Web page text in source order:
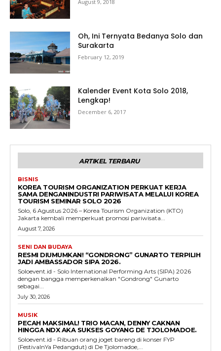
August 9, 2018
Oh, Ini Ternyata Bedanya Solo dan
Surakarta
February 12, 2019
Kalender Event Kota Solo 2018,
Lengkap!
December 6, 2017
ARTIKEL TERBARU
BISNIS
KOREA TOURISM ORGANIZATION PERKUAT KERJA
SAMA DENGANINDUSTRI PARIWISATA MELALUI KOREA
TOURISM SEMINAR SOLO 2026
Solo, 6 Agustus 2026 – Korea Tourism Organization (KTO)
Jakarta kembali memperkuat promosi pariwisata...
August 7, 2026
SENI DAN BUDAYA
RESMI DIUMUMKAN! “GONDRONG” GUNARTO TERPILIH
JADI AMBASSADOR SIPA 2026.
Soloevent.id - Solo International Performing Arts (SIPA) 2026
dengan bangga memperkenalkan "Gondrong" Gunarto
sebagai...
July 30, 2026
MUSIK
PECAH MAKSIMAL! TRIO MACAN, DENNY CAKNAN
HINGGA NDX AKA SUKSES GOYANG DE TJOLOMADOE.
Soloevent.id - Ribuan orang joget bareng di konser FYP
(FestivalnYa Pedangdut) di De Tjolomadoe,...